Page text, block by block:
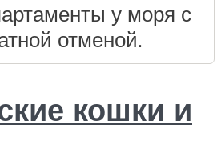
у моря с
отменой.
кошки и